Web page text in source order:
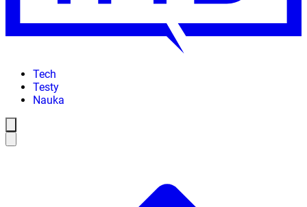
Tech
Testy
Nauka